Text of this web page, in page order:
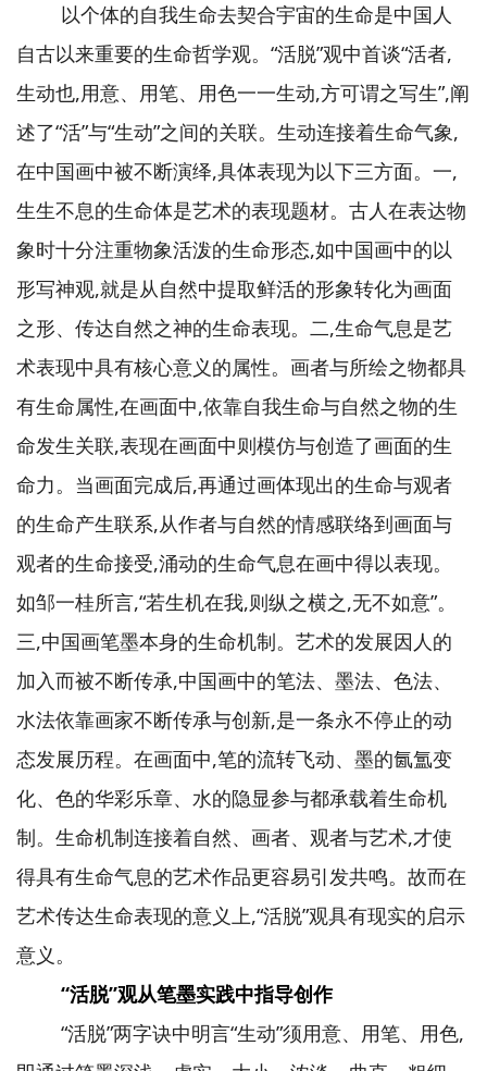
以个体的自我生命去契合宇宙的生命是中国人
自古以来重要的生命哲学观。“活脱”观中首谈“活者,
生动也,用意、用笔、用色一一生动,方可谓之写生”,阐
述了“活”与“生动”之间的关联。生动连接着生命气象,
在中国画中被不断演绎,具体表现为以下三方面。一,
生生不息的生命体是艺术的表现题材。古人在表达物
象时十分注重物象活泼的生命形态,如中国画中的以
形写神观,就是从自然中提取鲜活的形象转化为画面
之形、传达自然之神的生命表现。二,生命气息是艺
术表现中具有核心意义的属性。画者与所绘之物都具
有生命属性,在画面中,依靠自我生命与自然之物的生
命发生关联,表现在画面中则模仿与创造了画面的生
命力。当画面完成后,再通过画体现出的生命与观者
的生命产生联系,从作者与自然的情感联络到画面与
观者的生命接受,涌动的生命气息在画中得以表现。
如邹一桂所言,“若生机在我,则纵之横之,无不如意”。
三,中国画笔墨本身的生命机制。艺术的发展因人的
加入而被不断传承,中国画中的笔法、墨法、色法、
水法依靠画家不断传承与创新,是一条永不停止的动
态发展历程。在画面中,笔的流转飞动、墨的氤氲变
化、色的华彩乐章、水的隐显参与都承载着生命机
制。生命机制连接着自然、画者、观者与艺术,才使
得具有生命气息的艺术作品更容易引发共鸣。故而在
艺术传达生命表现的意义上,“活脱”观具有现实的启示
意义。
“活脱”观从笔墨实践中指导创作
“活脱”两字诀中明言“生动”须用意、用笔、用色,